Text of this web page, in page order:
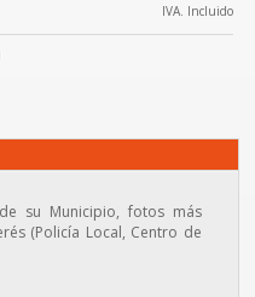
IVA. Incluido
su Municipio, fotos más
(Policía Local, Centro de